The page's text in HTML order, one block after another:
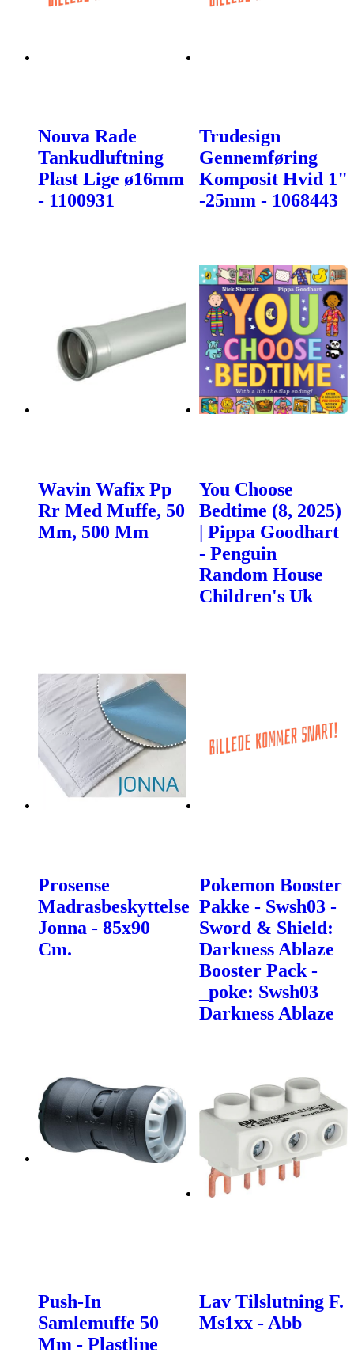
Nouva Rade
Tankudluftning
Plast Lige ø16mm
- 1100931
Trudesign
Gennemføring
Komposit Hvid 1"
-25mm - 1068443
Wavin Wafix Pp
Rr Med Muffe, 50
Mm, 500 Mm
You Choose
Bedtime (8, 2025)
| Pippa Goodhart
- Penguin
Random House
Children's Uk
Prosense
Madrasbeskyttelse
Jonna - 85x90
Cm.
Pokemon Booster
Pakke - Swsh03 -
Sword & Shield:
Darkness Ablaze
Booster Pack -
_poke: Swsh03
Darkness Ablaze
Push-In
Samlemuffe 50
Mm - Plastline
Lav Tilslutning F.
Ms1xx - Abb